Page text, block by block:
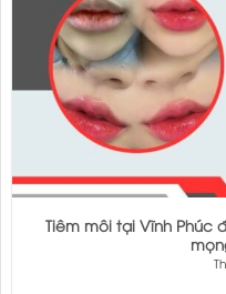
Tiêm môi tại Vĩnh Phúc